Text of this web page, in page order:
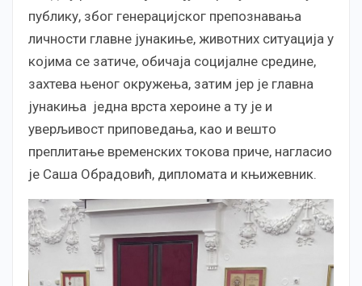
публику, због генерацијског препознавања
личности главне јунакиње, животних ситуација у
којима се затиче, обичаја социјалне средине,
захтева њеног окружења, затим јер је главна
јунакиња једна врста хероине а ту је и
уверљивост приповедања, као и вешто
преплитање временских токова приче, нагласио
је Саша Обрадовић, дипломата и књижевник.